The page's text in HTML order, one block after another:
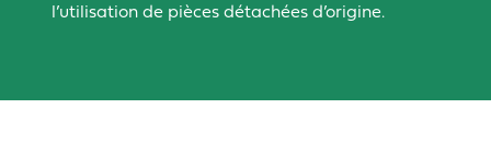
l’utilisation de pièces détachées d’origine.